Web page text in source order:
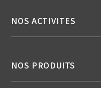
NOS ACTIVITES
NOS PRODUITS